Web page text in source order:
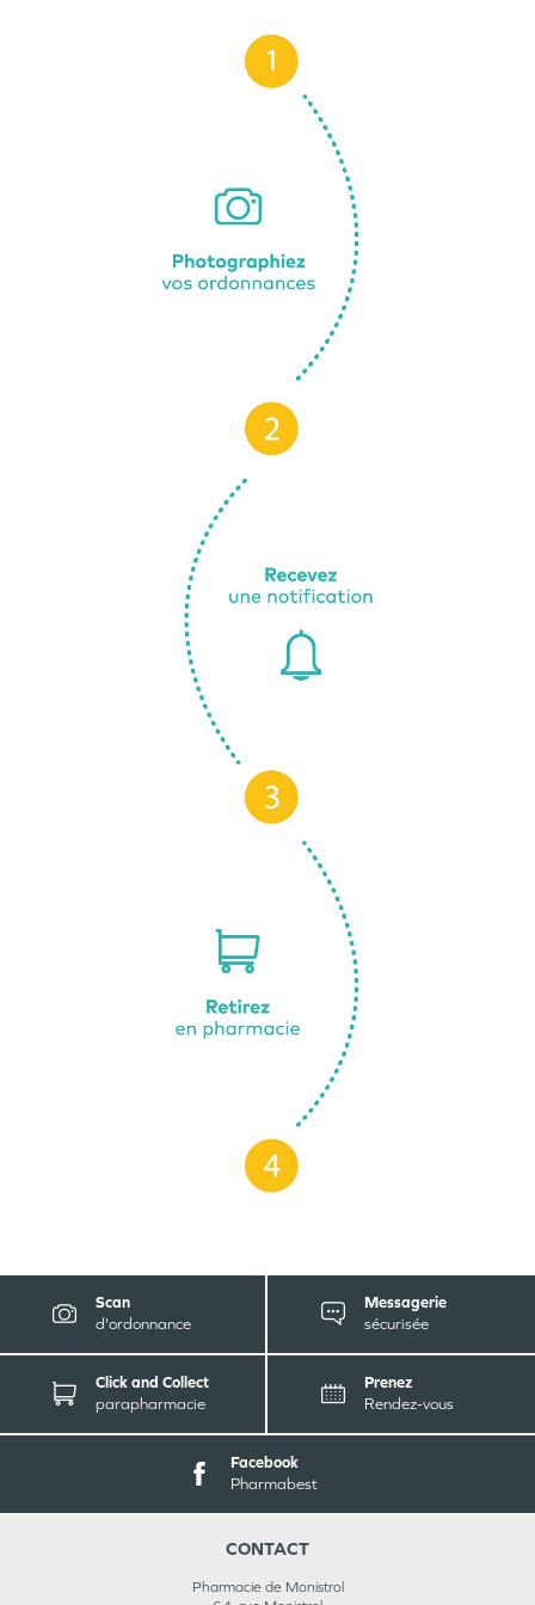
Scan
d'ordonnance
Messagerie
sécurisée
Click and Collect
parapharmacie
Prenez
Rendez-vous
Facebook
Pharmabest
CONTACT
Pharmacie de Monistrol